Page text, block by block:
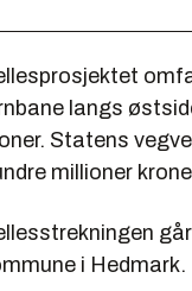
langs
Statens
millioner
i Hedmark.